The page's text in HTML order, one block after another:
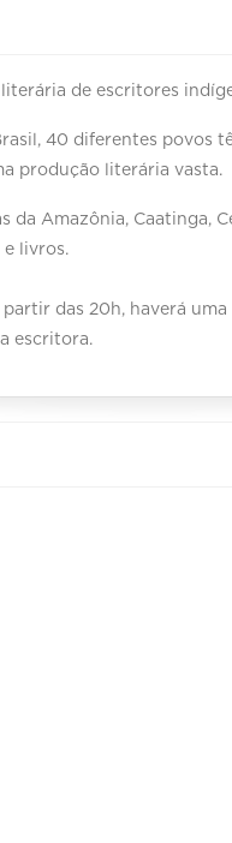
de escritores
40 diferentes povos
produção literária vasta.
da Amazônia, Caatinga,
livros.
das 20h, haverá
escritora.